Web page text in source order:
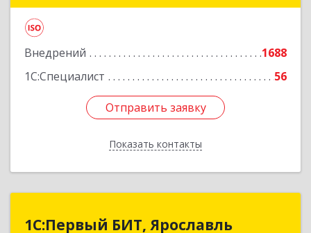
Внедрений
1688
1С:Специалист
56
Отправить заявку
Показать контакты
Отправить заявку
Назад
1С:Первый БИТ, Ярославль
1С:Первый БИТ, Ярославль